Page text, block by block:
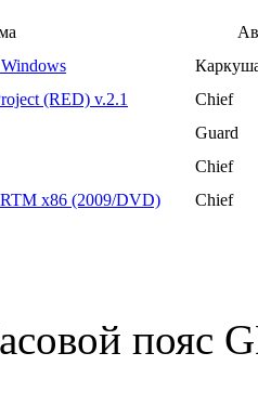
(RED) v.2.1
Chief
Guard
Chief
x86 (2009/DVD)
Chief
пояс